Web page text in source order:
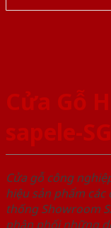
Cửa Gỗ
sapele-
Cửa gỗ công
hiệu sản phẩm
thống Showroom
phân phối những